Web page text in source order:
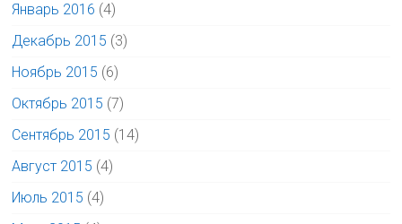
Январь 2016 (4)
Декабрь 2015 (3)
Ноябрь 2015 (6)
Октябрь 2015 (7)
Сентябрь 2015 (14)
Август 2015 (4)
Июль 2015 (4)